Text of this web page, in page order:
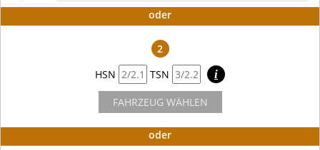
oder
2
HSN
TSN i
FAHRZEUG WÄHLEN
oder